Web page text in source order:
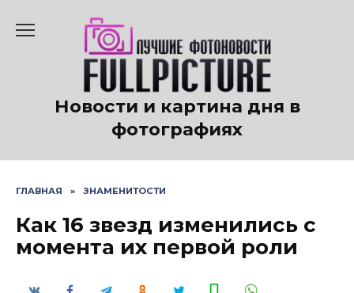
содержанию
Новости и картина дня в
фотографиях
ГЛАВНАЯ » ЗНАМЕНИТОСТИ
Как 16 звезд изменились с
момента их первой роли